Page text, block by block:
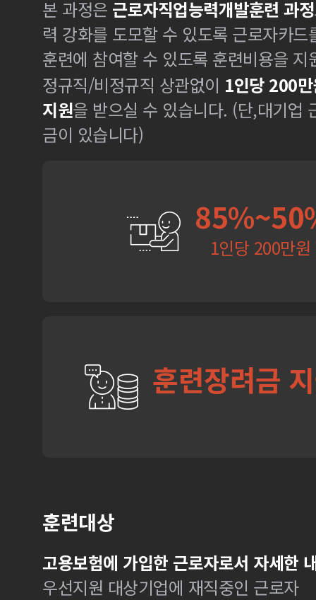
본 과정은 근로자직업능력개발훈련 과정
력 강화를 도모할 수 있도록 근로자카
훈련에 참여할 수 있도록 훈련비용을 지
정규직/비정규직 상관없이 1인당 200
지원을 받으실 수 있습니다. (단,대기업
금이 있습니다)
1인당 200만원
훈련장려금
훈련대상
고용보험에 가입한 근로자로서 자세한
우선지원 대상기업에 재직중인 근로자